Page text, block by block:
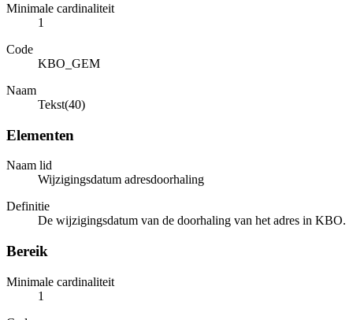
Minimale cardinaliteit
1
Code
KBO_GEM
Naam
Tekst(40)
Elementen
Naam lid
Wijzigingsdatum adresdoorhaling
Definitie
De wijzigingsdatum van de doorhaling van het adres in KBO.
Bereik
Minimale cardinaliteit
1